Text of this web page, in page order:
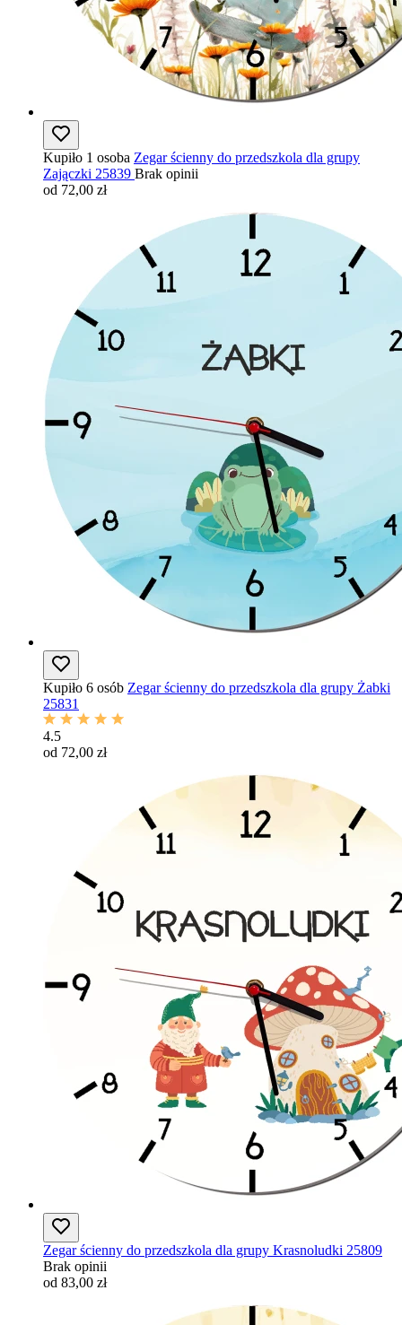
Kupiło 1 osoba Zegar ścienny do przedszkola dla grupy
Zajączki 25839 Brak opinii
od 72,00 zł
Kupiło 6 osób Zegar ścienny do przedszkola dla grupy Żabki
25831
4.5
od 72,00 zł
Zegar ścienny do przedszkola dla grupy Krasnoludki 25809
Brak opinii
od 83,00 zł